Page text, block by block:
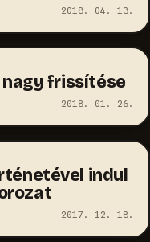
2018. 04. 13.
nagy frissítése
2018. 01. 26.
indul
2017. 12. 18.